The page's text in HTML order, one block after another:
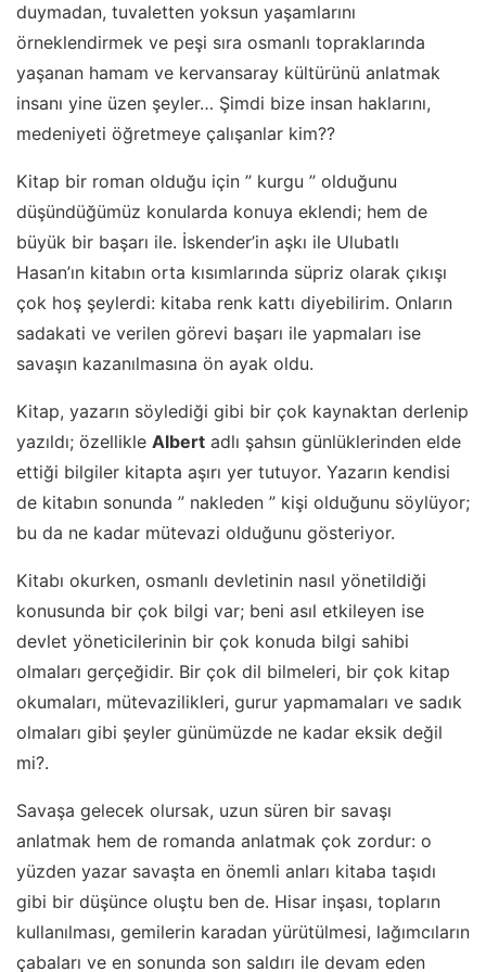
duymadan, tuvaletten yoksun yaşamlarını
örneklendirmek ve peşi sıra osmanlı topraklarında
yaşanan hamam ve kervansaray kültürünü anlatmak
insanı yine üzen şeyler… Şimdi bize insan haklarını,
medeniyeti öğretmeye çalışanlar kim??
Kitap bir roman olduğu için ” kurgu ” olduğunu
düşündüğümüz konularda konuya eklendi; hem de
büyük bir başarı ile. İskender’in aşkı ile Ulubatlı
Hasan’ın kitabın orta kısımlarında süpriz olarak çıkışı
çok hoş şeylerdi: kitaba renk kattı diyebilirim. Onların
sadakati ve verilen görevi başarı ile yapmaları ise
savaşın kazanılmasına ön ayak oldu.
Kitap, yazarın söylediği gibi bir çok kaynaktan derlenip
yazıldı; özellikle Albert adlı şahsın günlüklerinden elde
ettiği bilgiler kitapta aşırı yer tutuyor. Yazarın kendisi
de kitabın sonunda ” nakleden ” kişi olduğunu söylüyor;
bu da ne kadar mütevazi olduğunu gösteriyor.
Kitabı okurken, osmanlı devletinin nasıl yönetildiği
konusunda bir çok bilgi var; beni asıl etkileyen ise
devlet yöneticilerinin bir çok konuda bilgi sahibi
olmaları gerçeğidir. Bir çok dil bilmeleri, bir çok kitap
okumaları, mütevazilikleri, gurur yapmamaları ve sadık
olmaları gibi şeyler günümüzde ne kadar eksik değil
mi?.
Savaşa gelecek olursak, uzun süren bir savaşı
anlatmak hem de romanda anlatmak çok zordur: o
yüzden yazar savaşta en önemli anları kitaba taşıdı
gibi bir düşünce oluştu ben de. Hisar inşası, topların
kullanılması, gemilerin karadan yürütülmesi, lağımcıların
çabaları ve en sonunda son saldırı ile devam eden